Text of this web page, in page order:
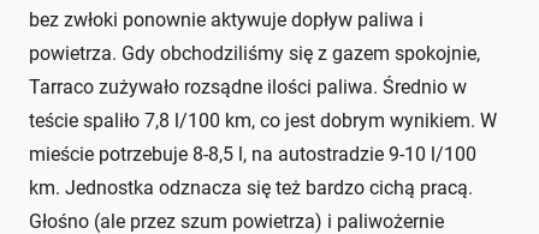
bez zwłoki ponownie aktywuje dopływ paliwa i
powietrza. Gdy obchodziliśmy się z gazem spokojnie,
Tarraco zużywało rozsądne ilości paliwa. Średnio w
teście spaliło 7,8 l/100 km, co jest dobrym wynikiem. W
mieście potrzebuje 8-8,5 l, na autostradzie 9-10 l/100
km. Jednostka odznacza się też bardzo cichą pracą.
Głośno (ale przez szum powietrza) i paliwożernie